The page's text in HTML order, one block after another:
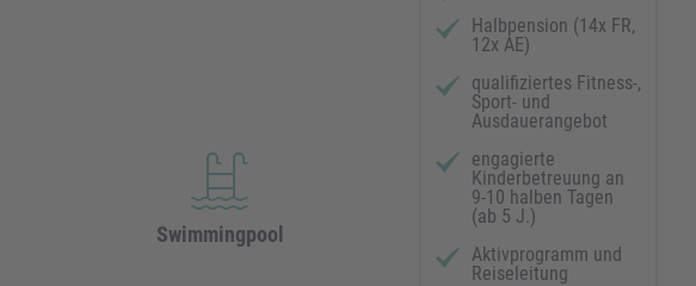
Halbpension (14x FR,
12x AE)
qualifiziertes Fitness-,
Sport- und
Ausdauerangebot
engagierte
Kinderbetreuung an
9-10 halben Tagen
(ab 5 J.)
Aktivprogramm und
Reiseleitung
Swimmingpool